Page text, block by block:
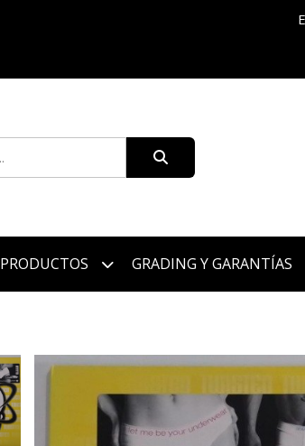
PRODUCTOS GRADING Y GARANTÍAS